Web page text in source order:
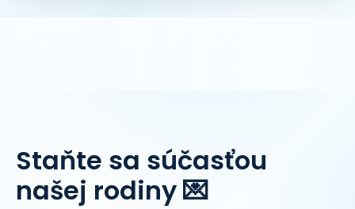
Staňte sa súčasťou
našej rodiny 💌